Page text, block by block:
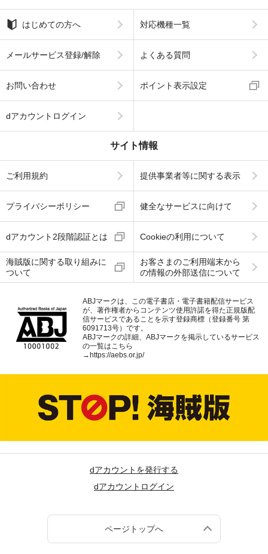
はじめての方へ 対応機種一覧
メールサービス登録/解除 よくある質問
お問い合わせ ポイント表示設定
dアカウントログイン
サイト情報
ご利用規約 提供事業者等に関する表示
プライバシーポリシー 健全なサービスに向けて
dアカウント2段階認証とは Cookieの利用について
海賊版に関する取り組みに
ついて
お客さまのご利用端末から
の情報の外部送信について
ABJマークは、この電子書店・電子書籍配信サービス
が、著作権者からコンテンツ使用許諾を得た正規版配
信サービスであることを示す登録商標（登録番号 第
6091713号）です。
ABJマークの詳細、ABJマークを掲示しているサービス
の一覧はこちら
→https://aebs.or.jp/
dアカウントを発行する
dアカウントログイン
ページトップへ